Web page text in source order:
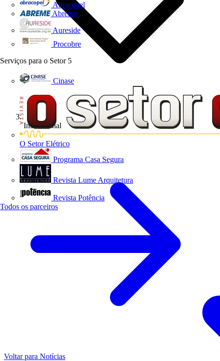
Abracopel
Abreme
Aureside
Procobre
Serviços para o Setor 5
Cinase
O Setor Elétrico
Programa Casa Segura
Revista Lume Arquitetura
Revista Potência
Todos os parceiros
Institucional
Voltar para Notícias